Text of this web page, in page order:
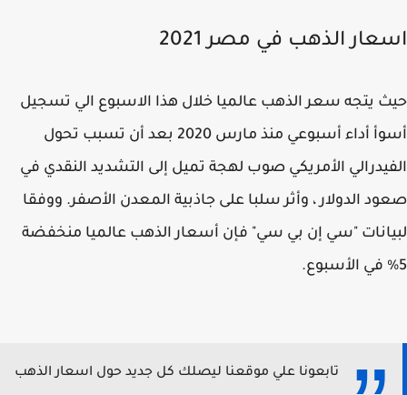
الذهب في مصر 2021
يتجه سعر الذهب عالميا خلال هذا الاسبوع الي تسجيل
أسوأ أداء أسبوعي منذ مارس 2020 بعد أن تسبب تحول
الأمريكي صوب لهجة تميل إلى التشديد النقدي في
الدولار ، وأثر سلبا على جاذبية المعدن الأصفر. ووفقا
"سي إن بي سي" فإن أسعار الذهب عالميا منخفضة
تابعونا علي موقعنا ليصلك كل جديد حول اسعار الذهب